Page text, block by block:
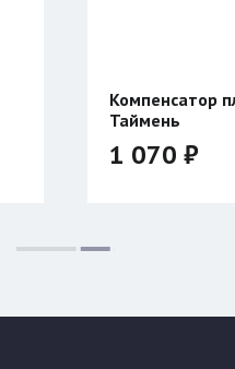
Компенсатор
Таймень
1 070 ₽